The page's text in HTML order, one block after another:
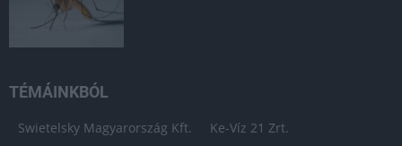
TÉMÁINKBÓL
Swietelsky Magyarország Kft. Ke-Víz 21 Zrt.